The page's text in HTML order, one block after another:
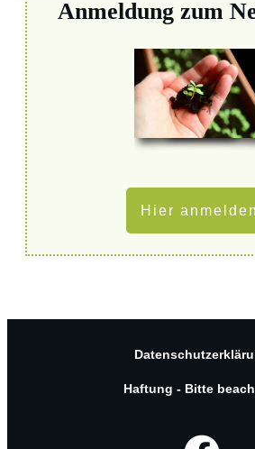
Anmeldung zum
Hier
Haftung - Bitte